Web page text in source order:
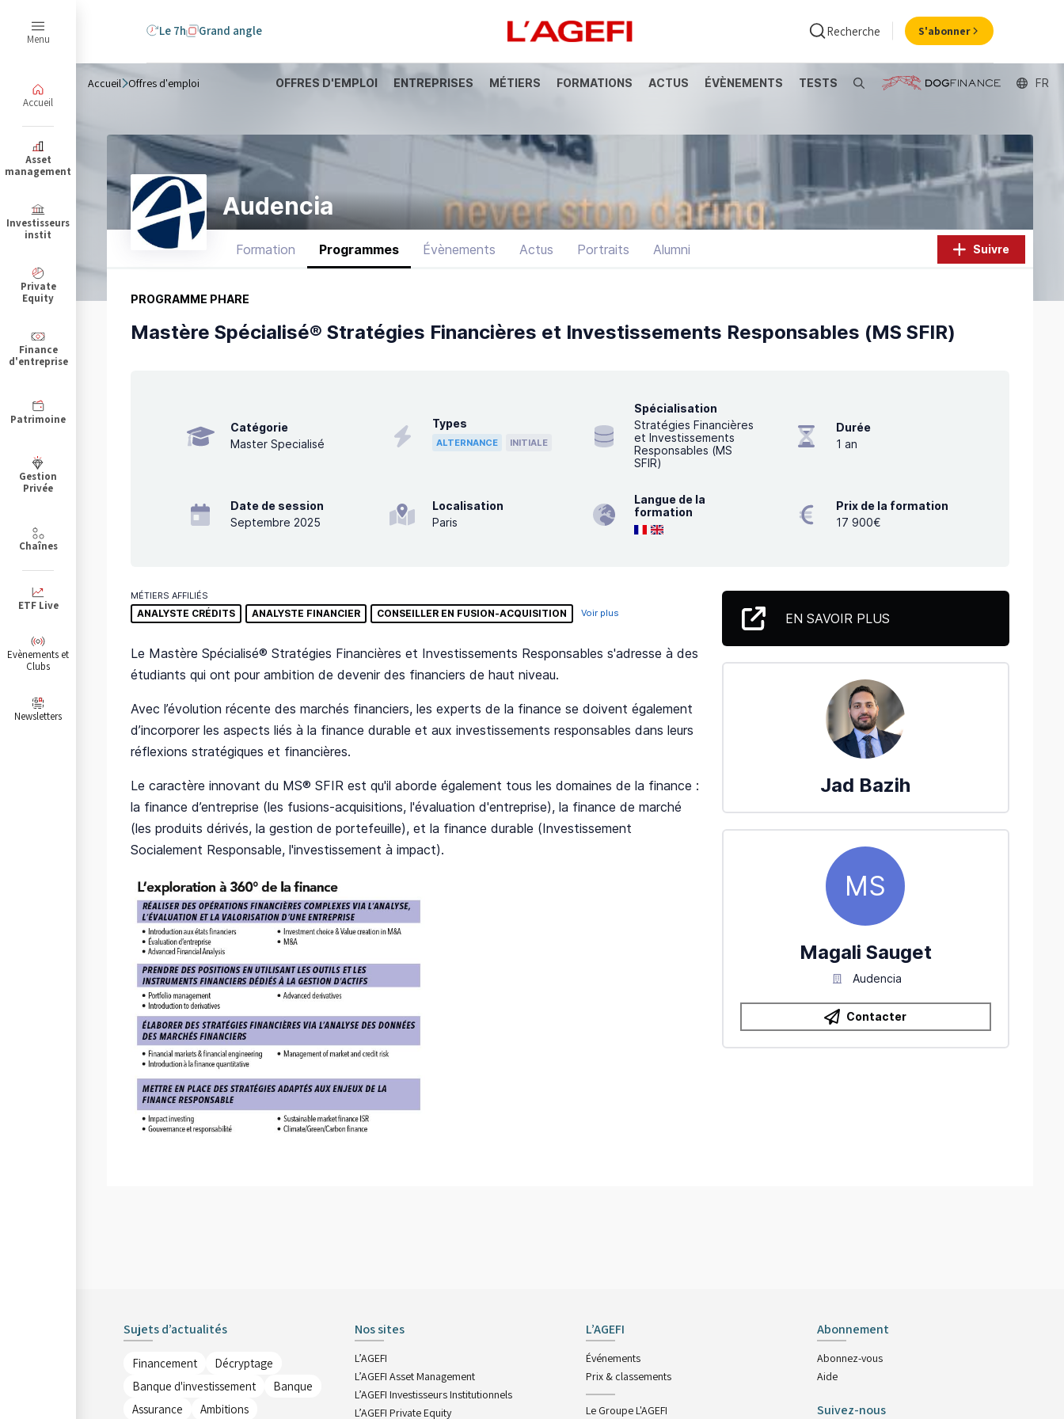
Accueil Offres d'emploi OFFRES D'EMPLOI ENTREPRISES MÉTIERS FORMATIONS ACTUS ÉVÈNEMENTS TESTS Recherche FR
Audencia
Formation Programmes Évènements Actus Portraits Alumni Suivre
PROGRAMME PHARE
Mastère Spécialisé® Stratégies Financières et Investissements Responsables (MS SFIR)
Catégorie
Master Specialisé
Types
ALTERNANCE INITIALE
Spécialisation
Stratégies Financières
et Investissements
Responsables (MS
SFIR)
Durée
1 an
Date de session
Septembre 2025
Localisation
Paris
Langue de la
formation
Prix de la formation
17 900€
MÉTIERS AFFILIÉS
ANALYSTE CRÉDITS ANALYSTE FINANCIER CONSEILLER EN FUSION-ACQUISITION Voir plus
Le Mastère Spécialisé® Stratégies Financières et Investissements Responsables s'adresse à des
étudiants qui ont pour ambition de devenir des financiers de haut niveau.
Avec l’évolution récente des marchés financiers, les experts de la finance se doivent également
d’incorporer les aspects liés à la finance durable et aux investissements responsables dans leurs
réflexions stratégiques et financières.
Le caractère innovant du MS® SFIR est qu'il aborde également tous les domaines de la finance :
la finance d’entreprise (les fusions-acquisitions, l'évaluation d'entreprise), la finance de marché
(les produits dérivés, la gestion de portefeuille), et la finance durable (Investissement
Socialement Responsable, l'investissement à impact).
EN SAVOIR PLUS
Jad Bazih
MS
Magali Sauget
Audencia
Contacter
Sujets d’actualités
Financement
Décryptage
Banque d'investissement
Banque
Assurance
Ambitions
Nos sites
L’AGEFI
L’AGEFI Asset Management
L’AGEFI Investisseurs Institutionnels
L’AGEFI Private Equity
L’AGEFI
Événements
Prix & classements
Le Groupe L'AGEFI
Abonnement
Abonnez-vous
Aide
Suivez-nous
Accueil
Asset
management
Investisseurs
instit
Private
Equity
Finance
d'entreprise
Patrimoine
Gestion
Privée
Chaînes
Menu
ETF Live
Evènements et
Clubs
Newsletters
Le 7h Grand angle Recherche S'abonner
Banque Société Générale Marchés actions Assurance Economie